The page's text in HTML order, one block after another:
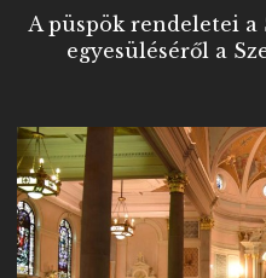
A püspök rendeletei a
egyesüléséről a